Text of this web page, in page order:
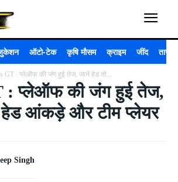
ऑटो-टेक कृषि मौसम क्राइम जींद ताजा
GT : प्लेऑफ की जंग हुई तेज, जानें हेड तो...
: प्लेऑफ की जंग हुई तेज,
हेड आंकड़े और टीम प्लेयर
Singh